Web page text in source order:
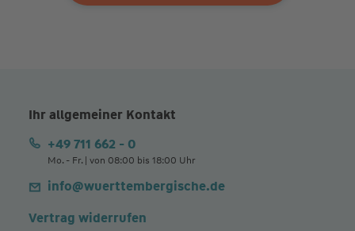
Ihr allgemeiner Kontakt
+49 711 662 - 0
Mo. - Fr. | von 08:00 bis 18:00 Uhr
info@wuerttembergische.de
Vertrag widerrufen